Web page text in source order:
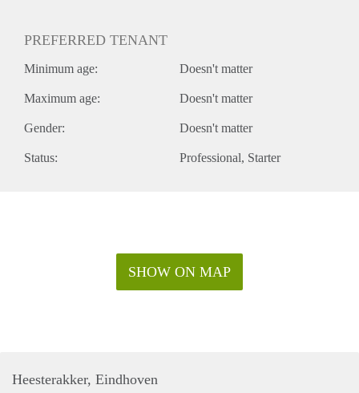
PREFERRED TENANT
Minimum age: Doesn't matter
Maximum age: Doesn't matter
Gender: Doesn't matter
Status: Professional Starter
SHOW ON MAP
Heesterakker, Eindhoven